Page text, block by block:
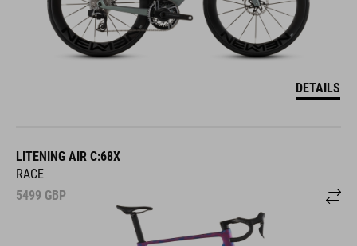
DETAILS
LITENING AIR C:68X
RACE
5499 GBP